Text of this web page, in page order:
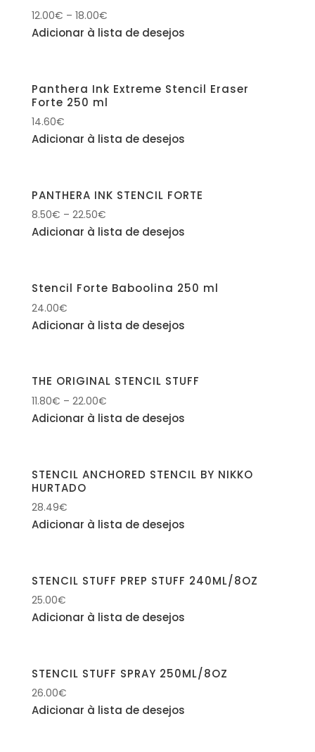
12.00€ – 18.00€
Adicionar à lista de desejos
Panthera Ink Extreme Stencil Eraser
Forte 250 ml
14.60€
Adicionar à lista de desejos
PANTHERA INK STENCIL FORTE
8.50€ – 22.50€
Adicionar à lista de desejos
Stencil Forte Baboolina 250 ml
24.00€
Adicionar à lista de desejos
THE ORIGINAL STENCIL STUFF
11.80€ – 22.00€
Adicionar à lista de desejos
STENCIL ANCHORED STENCIL BY NIKKO
HURTADO
28.49€
Adicionar à lista de desejos
STENCIL STUFF PREP STUFF 240ML/8OZ
25.00€
Adicionar à lista de desejos
STENCIL STUFF SPRAY 250ML/8OZ
26.00€
Adicionar à lista de desejos